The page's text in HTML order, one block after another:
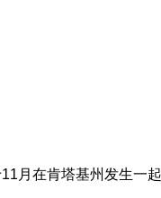
月在肯塔基州发生一